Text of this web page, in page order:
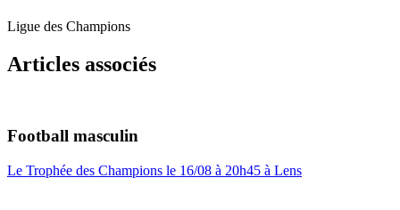
Ligue des Champions
Articles associés
Football masculin
Le Trophée des Champions le 16/08 à 20h45 à Lens